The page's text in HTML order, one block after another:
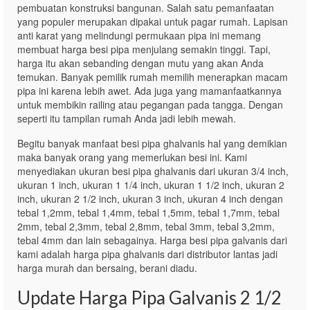
pembuatan konstruksi bangunan. Salah satu pemanfaatan
yang populer merupakan dipakai untuk pagar rumah. Lapisan
anti karat yang melindungi permukaan pipa ini memang
membuat harga besi pipa menjulang semakin tinggi. Tapi,
harga itu akan sebanding dengan mutu yang akan Anda
temukan. Banyak pemilik rumah memilih menerapkan macam
pipa ini karena lebih awet. Ada juga yang mamanfaatkannya
untuk membikin railing atau pegangan pada tangga. Dengan
seperti itu tampilan rumah Anda jadi lebih mewah.
Begitu banyak manfaat besi pipa ghalvanis hal yang demikian
maka banyak orang yang memerlukan besi ini. Kami
menyediakan ukuran besi pipa ghalvanis dari ukuran 3/4 inch,
ukuran 1 inch, ukuran 1 1/4 inch, ukuran 1 1/2 inch, ukuran 2
inch, ukuran 2 1/2 inch, ukuran 3 inch, ukuran 4 inch dengan
tebal 1,2mm, tebal 1,4mm, tebal 1,5mm, tebal 1,7mm, tebal
2mm, tebal 2,3mm, tebal 2,8mm, tebal 3mm, tebal 3,2mm,
tebal 4mm dan lain sebagainya. Harga besi pipa galvanis dari
kami adalah harga pipa ghalvanis dari distributor lantas jadi
harga murah dan bersaing, berani diadu.
Update Harga Pipa Galvanis 2 1/2